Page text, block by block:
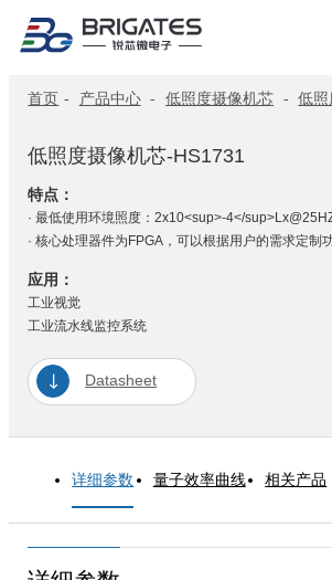
首页 - 产品中心 - 低照度摄像机芯 - 低照
低照度摄像机芯-HS1731
特点：
· 最低使用环境照度：2x10<sup>-4</
· 核心处理器件为FPGA，可以根据用户的需求定制
应用：
工业视觉
工业流水线监控系统
Datasheet
详细参数 量子效率曲线 相关产品